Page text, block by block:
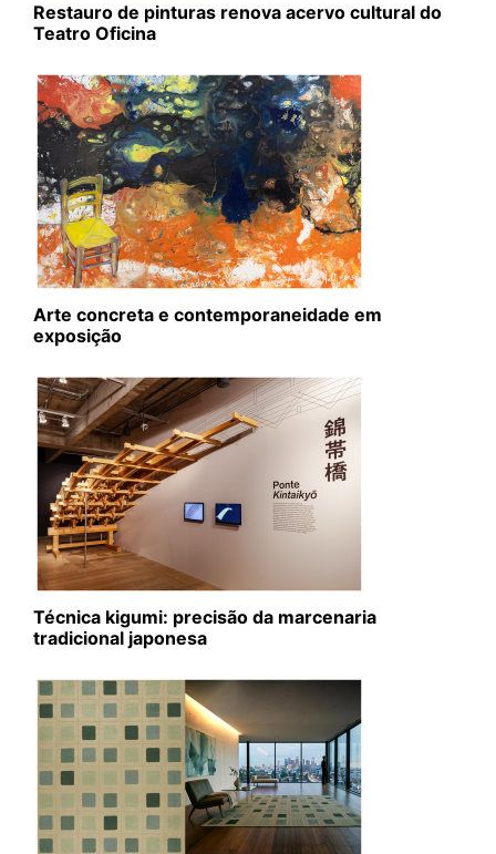
Restauro de pinturas renova acervo cultural do
Teatro Oficina
Arte concreta e contemporaneidade em
exposição
Técnica kigumi: precisão da marcenaria
tradicional japonesa